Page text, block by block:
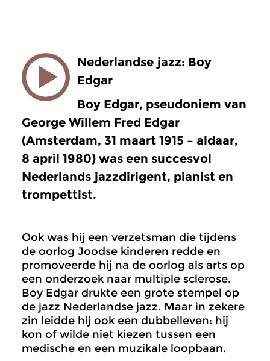
Nederlandse jazz: Boy
Edgar
Boy Edgar, pseudoniem van
George Willem Fred Edgar
(Amsterdam, 31 maart 1915 – aldaar,
8 april 1980) was een succesvol
Nederlands jazzdirigent, pianist en
trompettist.
Ook was hij een verzetsman die tijdens
de oorlog Joodse kinderen redde en
promoveerde hij na de oorlog als arts op
een onderzoek naar multiple sclerose.
Boy Edgar drukte een grote stempel op
de jazz Nederlandse jazz. Maar in zekere
zin leidde hij ook een dubbelleven: hij
kon of wilde niet kiezen tussen een
medische en een muzikale loopbaan.